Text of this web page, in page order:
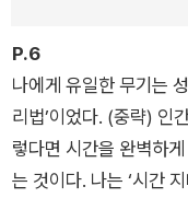
시간의 기술을 손쉽게 익
P.6
나에게 유일한 무기는
리법’이었다. (중략) 인
렇다면 시간을 완벽하
는 것이다. 나는 ‘시간